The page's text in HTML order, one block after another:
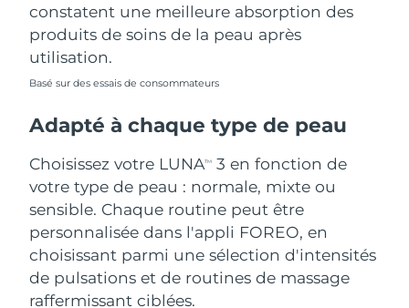
constatent une meilleure absorption des
produits de soins de la peau après
utilisation.
Basé sur des essais de consommateurs
Adapté à chaque type de peau
Choisissez votre LUNATM
3 en fonction de
votre type de peau : normale, mixte ou
sensible. Chaque routine peut être
personnalisée dans l'appli FOREO, en
choisissant parmi une sélection d'intensités
de pulsations et de routines de massage
raffermissant ciblées.